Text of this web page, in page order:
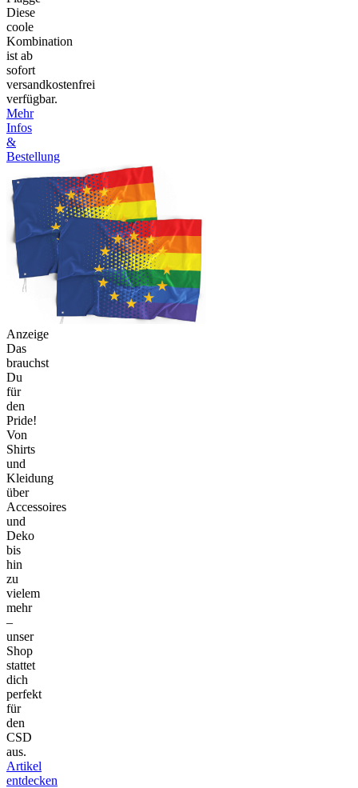
Diese
coole
Kombination
ist ab
sofort
versandkostenfrei
verfügbar.
Mehr
Infos
&
Bestellung
Anzeige
Das
brauchst
Du
für
den
Pride!
Von
Shirts
und
Kleidung
über
Accessoires
und
Deko
bis
hin
zu
vielem
mehr
–
unser
Shop
stattet
dich
perfekt
für
den
CSD
aus.
Artikel
entdecken